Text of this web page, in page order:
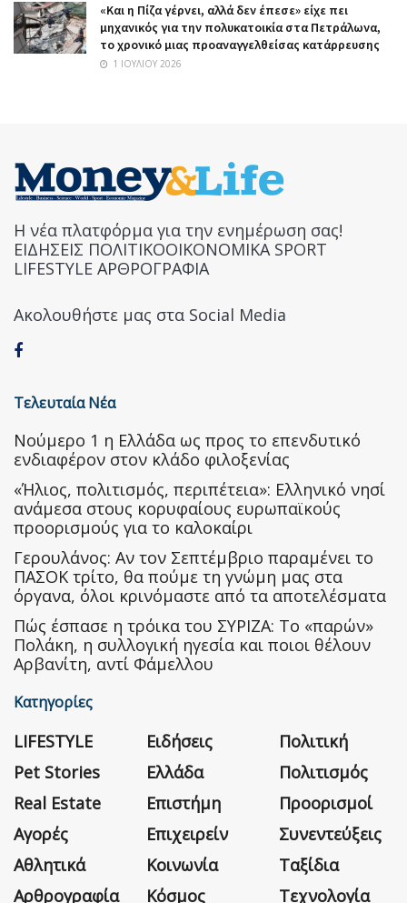
«Και η Πίζα γέρνει, αλλά δεν έπεσε» είχε πει
μηχανικός για την πολυκατοικία στα Πετράλωνα,
το χρονικό μιας προαναγγελθείσας κατάρρευσης
1 ΙΟΥΛΊΟΥ 2026
Η νέα πλατφόρμα για την ενημέρωση σας!
ΕΙΔΗΣΕΙΣ ΠΟΛΙΤΙΚΟΟΙΚΟΝΟΜΙΚΑ SPORT
LIFESTYLE ΑΡΘΡΟΓΡΑΦΙΑ
Ακολουθήστε μας στα Social Media
Τελευταία Νέα
Nούμερο 1 η Ελλάδα ως προς το επενδυτικό
ενδιαφέρον στον κλάδο φιλοξενίας
«Ήλιος, πολιτισμός, περιπέτεια»: Ελληνικό νησί
ανάμεσα στους κορυφαίους ευρωπαϊκούς
προορισμούς για το καλοκαίρι
Γερουλάνος: Αν τον Σεπτέμβριο παραμένει το
ΠΑΣΟΚ τρίτο, θα πούμε τη γνώμη μας στα
όργανα, όλοι κρινόμαστε από τα αποτελέσματα
Πώς έσπασε η τρόικα του ΣΥΡΙΖΑ: Το «παρών»
Πολάκη, η συλλογική ηγεσία και ποιοι θέλουν
Αρβανίτη, αντί Φάμελλου
Κατηγορίες
LIFESTYLE
Pet Stories
Real Estate
Αγορές
Αθλητικά
Αρθρογραφία
Ειδήσεις
Ελλάδα
Επιστήμη
Επιχειρείν
Κοινωνία
Κόσμος
Πολιτική
Πολιτισμός
Προορισμοί
Συνεντεύξεις
Ταξίδια
Τεχνολογία